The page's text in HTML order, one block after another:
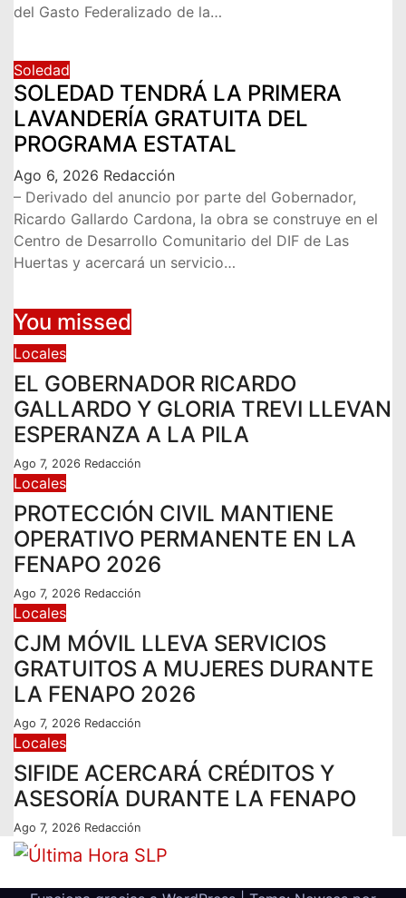
del Gasto Federalizado de la…
Soledad
SOLEDAD TENDRÁ LA PRIMERA
LAVANDERÍA GRATUITA DEL
PROGRAMA ESTATAL
Ago 6, 2026 Redacción
– Derivado del anuncio por parte del Gobernador,
Ricardo Gallardo Cardona, la obra se construye en el
Centro de Desarrollo Comunitario del DIF de Las
Huertas y acercará un servicio…
You missed
Locales
EL GOBERNADOR RICARDO
GALLARDO Y GLORIA TREVI LLEVAN
ESPERANZA A LA PILA
Ago 7, 2026 Redacción
Locales
PROTECCIÓN CIVIL MANTIENE
OPERATIVO PERMANENTE EN LA
FENAPO 2026
Ago 7, 2026 Redacción
Locales
CJM MÓVIL LLEVA SERVICIOS
GRATUITOS A MUJERES DURANTE
LA FENAPO 2026
Ago 7, 2026 Redacción
Locales
SIFIDE ACERCARÁ CRÉDITOS Y
ASESORÍA DURANTE LA FENAPO
Ago 7, 2026 Redacción